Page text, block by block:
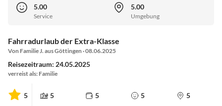
5.00
Service
5.00
Umgebung
Fahrradurlaub der Extra-Klasse
Von Familie J. aus Göttingen · 08.06.2025
Reisezeitraum: 24.05.2025
verreist als: Familie
5 5 5 5 5